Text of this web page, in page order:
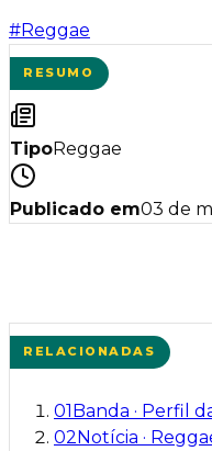
#Reggae
RESUMO
TipoReggae
Publicado em03 de
RELACIONADAS
01Banda · Perfil
02Notícia ·